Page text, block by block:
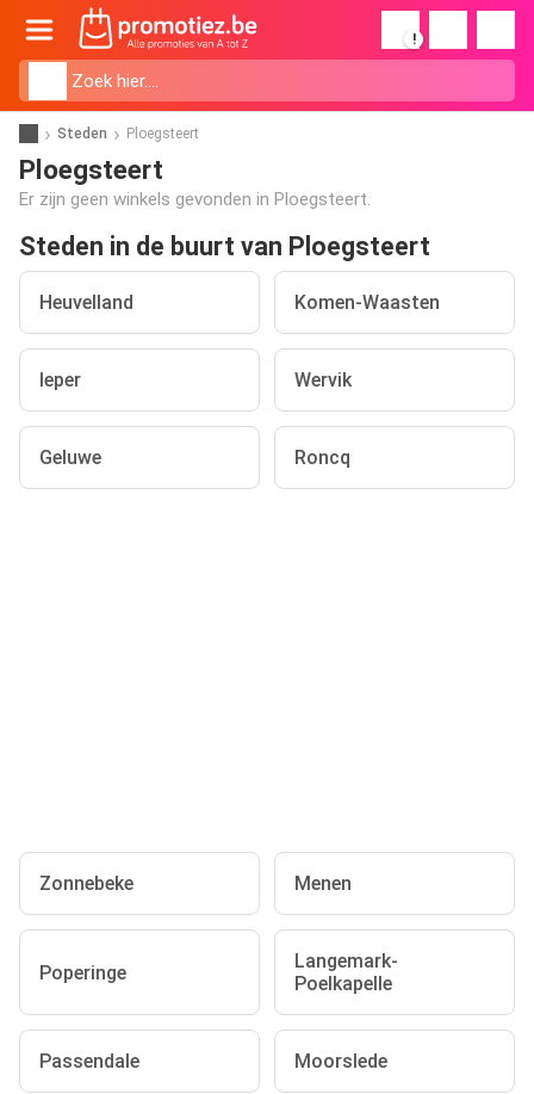
!
Steden Ploegsteert
Ploegsteert
Er zijn geen winkels gevonden in Ploegsteert.
Steden in de buurt van Ploegsteert
Heuvelland Komen-Waasten
Ieper Wervik
Geluwe Roncq
Zonnebeke Menen
Poperinge
Langemark-
Poelkapelle
Passendale Moorslede